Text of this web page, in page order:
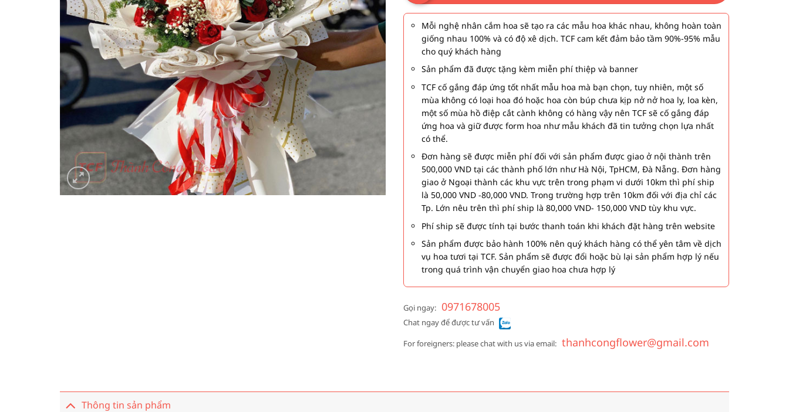
Mỗi nghệ nhân cắm hoa sẽ tạo ra các mẫu hoa khác nhau, không hoàn toàn
giống nhau 100% và có độ xê dịch. TCF cam kết đảm bảo tầm 90%-95% mẫu
cho quý khách hàng
Sản phẩm đã được tặng kèm miễn phí thiệp và banner
TCF cố gắng đáp ứng tốt nhất mẫu hoa mà bạn chọn, tuy nhiên, một số
mùa không có loại hoa đó hoặc hoa còn búp chưa kịp nở nở hoa ly, loa kèn,
một số mùa hồ điệp cắt cành không có hàng vậy nên TCF sẽ cố gắng đáp
ứng hoa và giữ được form hoa như mẫu khách đã tin tưởng chọn lựa nhất
có thể.
Đơn hàng sẽ được miễn phí đối với sản phẩm được giao ở nội thành trên
500,000 VND tại các thành phố lớn như Hà Nội, TpHCM, Đà Nẵng. Đơn hàng
giao ở Ngoại thành các khu vực trên trong phạm vi dưới 10km thì phí ship
là 50,000 VND -80,000 VND. Trong trường hợp trên 10km đối với địa chỉ các
Tp. Lớn nêu trên thì phí ship là 80,000 VND- 150,000 VND tùy khu vực.
Phí ship sẽ được tính tại bước thanh toán khi khách đặt hàng trên website
Sản phẩm được bảo hành 100% nên quý khách hàng có thể yên tâm về dịch
vụ hoa tươi tại TCF. Sản phẩm sẽ được đổi hoặc bù lại sản phẩm hợp lý nếu
trong quá trình vận chuyển giao hoa chưa hợp lý
Gọi ngay: 0971678005
Chat ngay để được tư vấn
For foreigners: please chat with us via email: thanhcongflower@gmail.com
Thông tin sản phẩm